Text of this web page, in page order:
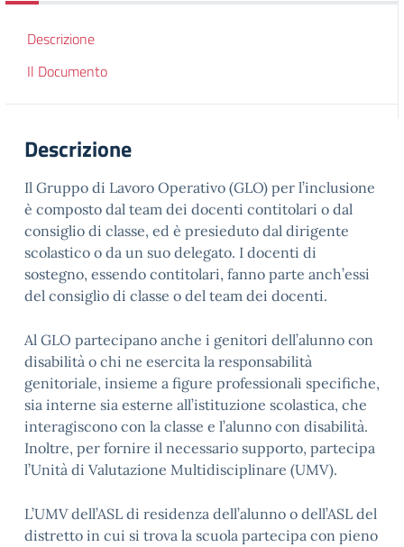
Descrizione
Il Documento
Descrizione
Il Gruppo di Lavoro Operativo (GLO) per l’inclusione
è composto dal team dei docenti contitolari o dal
consiglio di classe, ed è presieduto dal dirigente
scolastico o da un suo delegato. I docenti di
sostegno, essendo contitolari, fanno parte anch’essi
del consiglio di classe o del team dei docenti.
Al GLO partecipano anche i genitori dell’alunno con
disabilità o chi ne esercita la responsabilità
genitoriale, insieme a figure professionali specifiche,
sia interne sia esterne all’istituzione scolastica, che
interagiscono con la classe e l’alunno con disabilità.
Inoltre, per fornire il necessario supporto, partecipa
l’Unità di Valutazione Multidisciplinare (UMV).
L’UMV dell’ASL di residenza dell’alunno o dell’ASL del
distretto in cui si trova la scuola partecipa con pieno